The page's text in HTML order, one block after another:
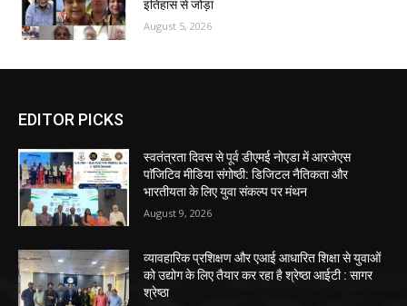
इतिहास से जोड़ा
August 5, 2026
EDITOR PICKS
स्वतंत्रता दिवस से पूर्व डीएमई नोएडा में आरजेएस
पाॅजिटिव मीडिया संगोष्ठी: डिजिटल नैतिकता और
भारतीयता के लिए युवा संकल्प पर मंथन
August 9, 2026
व्यावहारिक प्रशिक्षण और एआई आधारित शिक्षा से युवाओं
को उद्योग के लिए तैयार कर रहा है श्रेष्ठा आईटी : सागर
श्रेष्ठा